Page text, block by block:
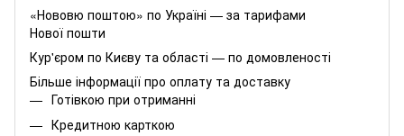
«Нововю поштою» по Україні — за тарифами
Нової пошти
Кур'єром по Києву та області — по домовленості
Більше інформації про оплату та доставку
Готівкою при отриманні
Кредитною карткою